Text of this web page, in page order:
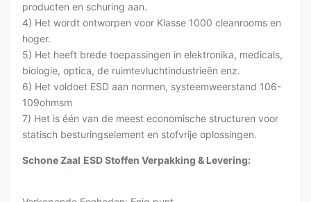
producten en schuring aan.
4) Het wordt ontworpen voor Klasse 1000 cleanrooms en
hoger.
5) Het heeft brede toepassingen in elektronika, medicals,
biologie, optica, de ruimtevluchtindustrieën enz.
6) Het voldoet ESD aan normen, systeemweerstand 106-
109ohmsm
7) Het is één van de meest economische structuren voor
statisch besturingselement en stofvrije oplossingen.
Schone Zaal ESD Stoffen Verpakking & Levering: